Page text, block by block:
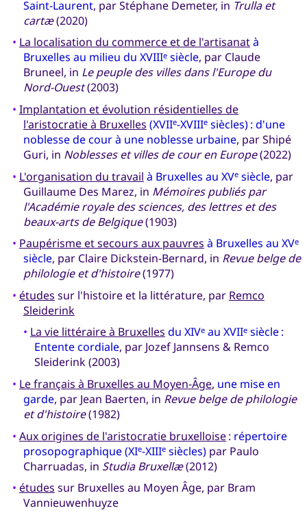
Saint-Laurent, par Stéphane Demeter, in Trulla et
cartæ(2020)
• La localisation du commerce et de l'artisanatà
Bruxelles au milieu du XVIIIesiècle, par Claude
Bruneel, in Le peuple des villes dans l'Europe du
Nord-Ouest(2003)
• Implantation et évolution résidentielles de
l'aristocratie à Bruxelles (XVIIe-XVIIIesiècles) : d'une
noblesse de cour à une noblesse urbaine, par Shipé
Guri, in Noblesses et villes de cour en Europe(2022)
• L'organisation du travail à Bruxelles au XVesiècle, par
Guillaume Des Marez, in Mémoires publiés par
l'Académie royale des sciences, des lettres et des
beaux-arts de Belgique(1903)
• Paupérisme et secours aux pauvres à Bruxelles au XVe
siècle, par Claire Dickstein-Bernard, in Revue belge de
philologie et d'histoire(1977)
• études sur l'histoire et la littérature, par Remco
Sleiderink
• La vie littéraire à Bruxelles du XIVeau XVIIesiècle :
Entente cordiale, par Jozef Jannsens & Remco
Sleiderink (2003)
• Le français à Bruxelles au Moyen-Âge, une mise en
garde, par Jean Baerten, in Revue belge de philologie
et d'histoire(1982)
• Aux origines de l'aristocratie bruxelloise: répertoire
prosopographique (XIe-XIIIesiècles)par Paulo
Charruadas, in Studia Bruxellæ(2012)
• études sur Bruxelles au Moyen Âge, par Bram
Vannieuwenhuyze